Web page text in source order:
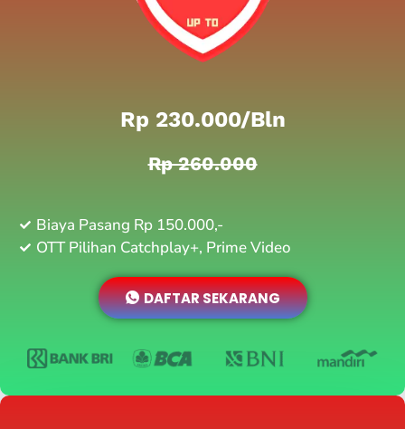
Rp 230.000/bln
Rp 260.000
Biaya Pasang Rp 150.000,-
OTT Pilihan Catchplay+, Prime Video
DAFTAR SEKARANG